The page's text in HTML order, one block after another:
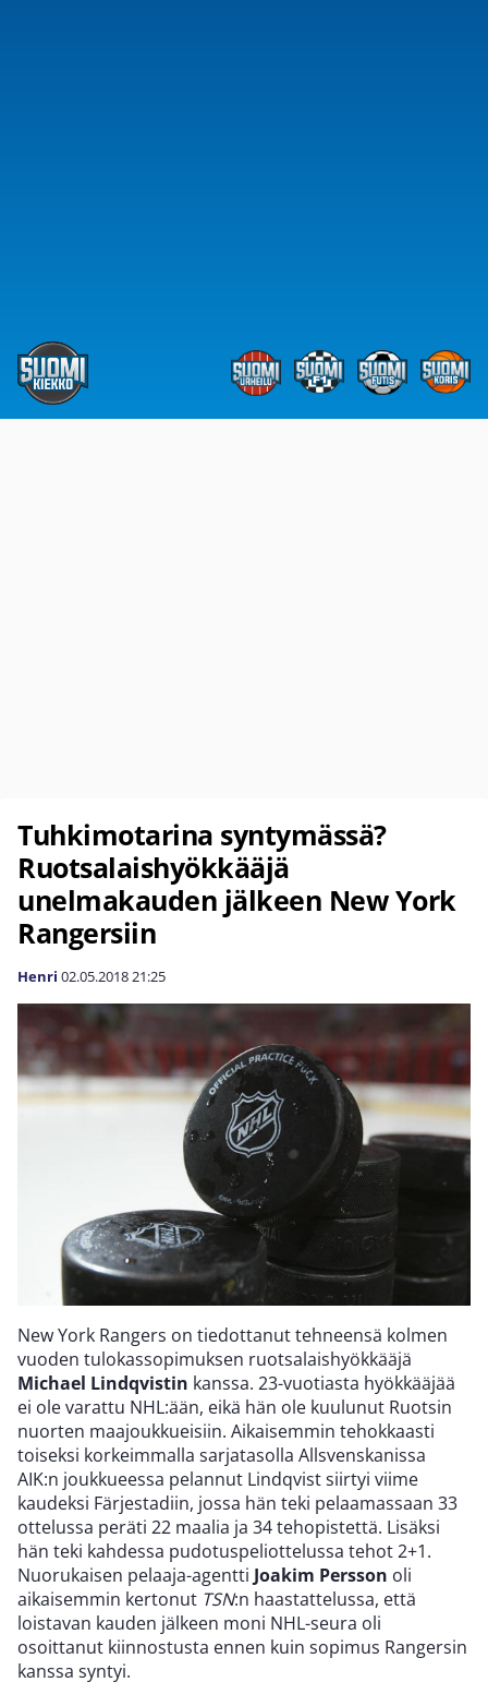
Tuhkimotarina syntymässä?
Ruotsalaishyökkääjä
unelmakauden jälkeen New York
Rangersiin
Henri 02.05.201821:25
New York Rangers on tiedottanut tehneensä kolmen
vuoden tulokassopimuksen ruotsalaishyökkääjä
Michael Lindqvistin kanssa. 23-vuotiasta hyökkääjää
ei ole varattu NHL:ään, eikä hän ole kuulunut Ruotsin
nuorten maajoukkueisiin. Aikaisemmin tehokkaasti
toiseksi korkeimmalla sarjatasolla Allsvenskanissa
AIK:n joukkueessa pelannut Lindqvist siirtyi viime
kaudeksi Färjestadiin, jossa hän teki pelaamassaan 33
ottelussa peräti 22 maalia ja 34 tehopistettä. Lisäksi
hän teki kahdessa pudotuspeliottelussa tehot 2+1.
Nuorukaisen pelaaja-agentti Joakim Persson oli
aikaisemmin kertonut TSN:n haastattelussa, että
loistavan kauden jälkeen moni NHL-seura oli
osoittanut kiinnostusta ennen kuin sopimus Rangersin
kanssa syntyi.